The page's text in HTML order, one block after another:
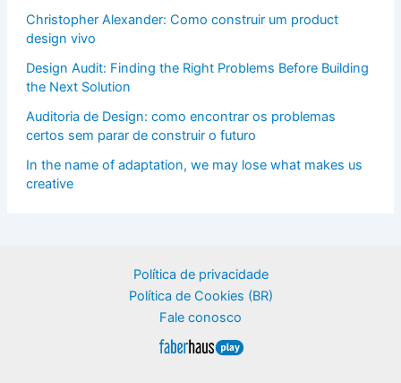
Christopher Alexander: Como construir um product
design vivo
Design Audit: Finding the Right Problems Before Building
the Next Solution
Auditoria de Design: como encontrar os problemas
certos sem parar de construir o futuro
In the name of adaptation, we may lose what makes us
creative
Política de privacidade
Política de Cookies (BR)
Fale conosco